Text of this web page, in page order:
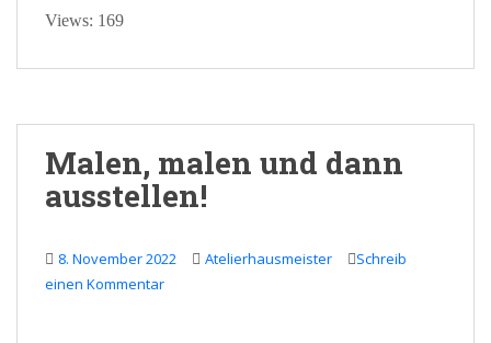
Views: 169
Malen, malen und dann
ausstellen!
8. November 2022 Atelierhausmeister
Schreib
einen Kommentar